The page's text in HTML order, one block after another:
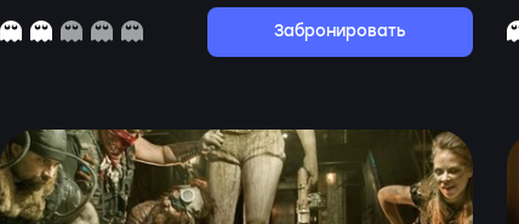
Забронировать